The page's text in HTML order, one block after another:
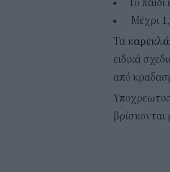
Το παιδί
Μέχρι
Τα
ειδικά
από
βρίσκονται